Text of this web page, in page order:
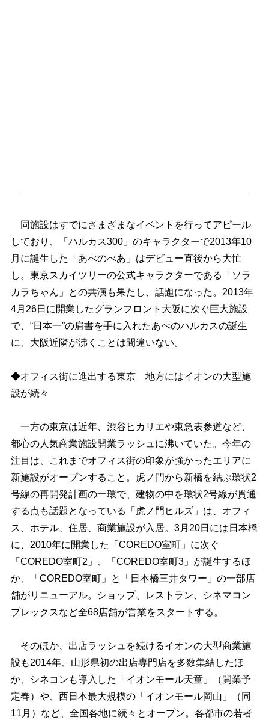
同施設はすでにさまざまなイベントを行ってアピール
しており、「ハルカス300」のキャラクターで2013年10
月に誕生した「あべのべあ」はデビュー直後から大忙
し。東京スカイツリーの公式キャラクターである「ソラ
カラちゃん」との共演も果たし、話題になった。2013年
4月26日に開業したグランフロント大阪に次ぐ巨大施設
で、“日本一”の肩書を手に入れたあべのハルカスの誕生
に、大阪近隣が沸くことは間違いない。
◆オフィス街に進出する東京 地方にはイオンの大型施
設が続々
一方の東京は近年、渋谷ヒカリエや東急表参道など、
都心の人気商業施設開業ラッシュに沸いていた。今年の
注目は、これまでオフィス街の印象が強かったエリアに
新施設がオープンすること。虎ノ門から新橋を結ぶ環状2
号線の再開発計画の一環で、建物の中を環状2号線が貫通
する点も話題となっている「虎ノ門ヒルズ」は、オフィ
ス、ホテル、住居、商業施設が入居。3月20日には日本橋
に、2010年に開業した「COREDO室町」に次ぐ
「COREDO室町2」、「COREDO室町3」が誕生するほ
か、「COREDO室町」と「日本橋三井タワー」の一部店
舗がリニューアル。ショップ、レストラン、シネマコン
プレックスなど全68店舗が営業をスタートする。
そのほか、出店ラッシュを続けるイオンの大型商業施
設も2014年、山形県初の出店専門店を多数集結したほ
か、シネコンも導入した「イオンモール天童」（開業予
定春）や、西日本最大規模の「イオンモール岡山」（同
11月）など、全国各地に続々とオープン。各都市の若者